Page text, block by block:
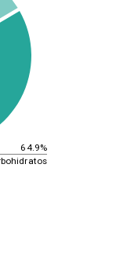
64.9%